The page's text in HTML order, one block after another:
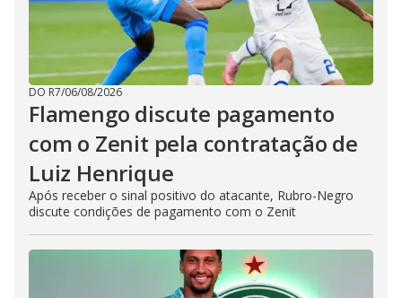
DO R7/06/08/2026
Flamengo discute pagamento
com o Zenit pela contratação de
Luiz Henrique
Após receber o sinal positivo do atacante, Rubro-Negro
discute condições de pagamento com o Zenit